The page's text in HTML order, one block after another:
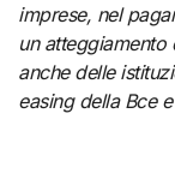
imprese, nel
un
anche delle
easing della Bce